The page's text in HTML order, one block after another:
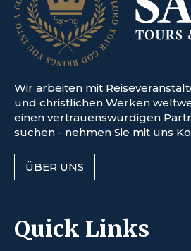
Wir arbeiten mit
und christlichen Werken
einen vertrauenswürdigen
suchen - nehmen Sie mit uns
ÜBER UNS
Quick Links